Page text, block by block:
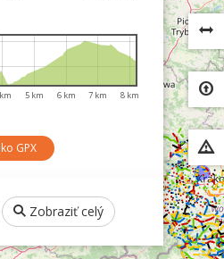
5 km 6 km 7 km 8 km
GPX
Zobraziť celý